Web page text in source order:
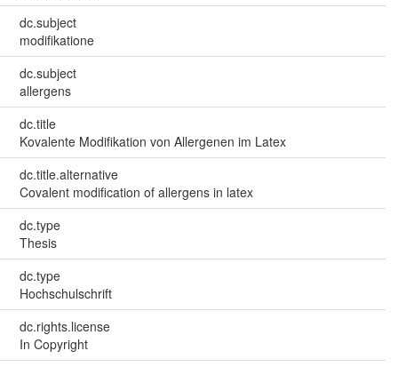
dc.subject
modifikatione
dc.subject
allergens
dc.title
Kovalente Modifikation von Allergenen im Latex
dc.title.alternative
Covalent modification of allergens in latex
dc.type
Thesis
dc.type
Hochschulschrift
dc.rights.license
In Copyright